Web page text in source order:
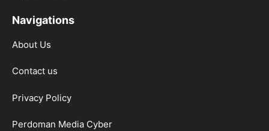
Navigations
About Us
Contact us
Privacy Policy
Perdoman Media Cyber